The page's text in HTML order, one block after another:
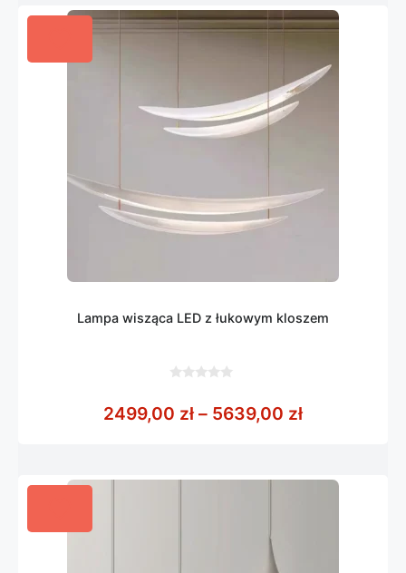
Lampa wisząca LED z łukowym kloszem
5
2499,00 zł – 5639,00 złZakres cen: